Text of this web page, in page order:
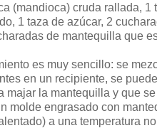
(mandioca) cruda rallada, 1
1 taza de azúcar, 2
de mantequilla que
es muy sencillo: se
en un recipiente, se
majar la mantequilla y que
molde engrasado con
a una temperatura